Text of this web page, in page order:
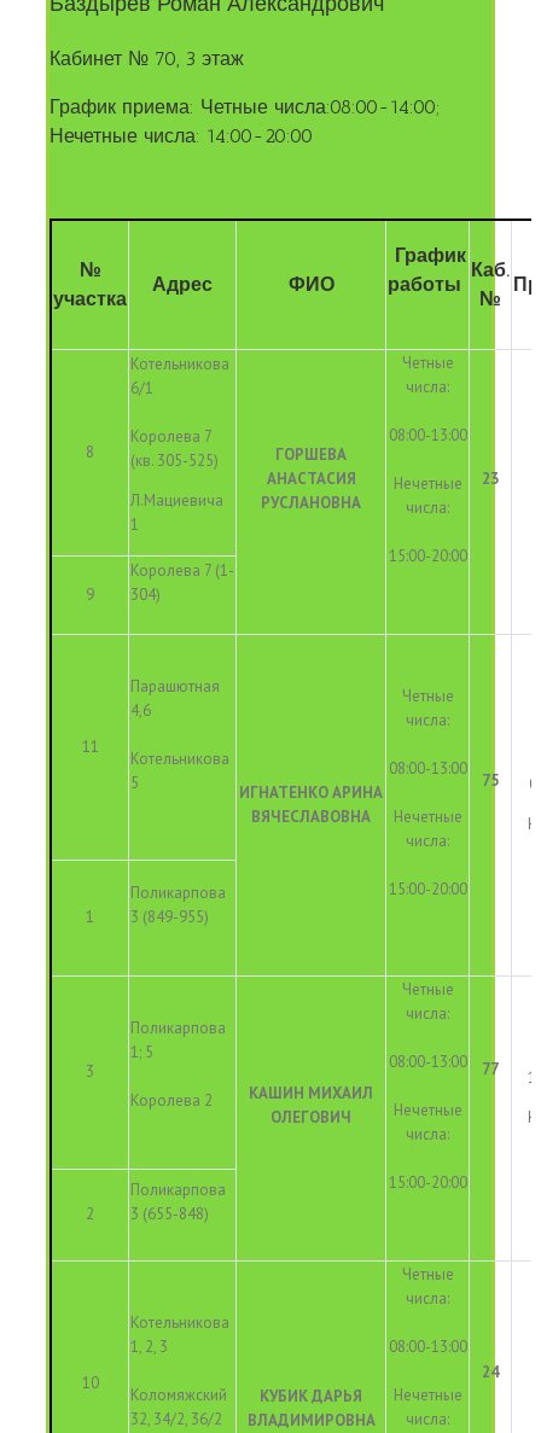
Кабинет № 70, 3 этаж
График приема: Четные числа:08:00-14:00;
Нечетные числа: 14:00-20:00
№
участка
Адрес ФИО
График
работы
Каб.
№
8
Котельникова
6/1
Королева 7
(кв. 305-525)
Л.Мациевича
1
ГОРШЕВА
АНАСТАСИЯ
РУСЛАНОВНА
Четные
числа:
08:00-13:00
Нечетные
числа:
15:00-20:00
23
9
Королева 7 (1-
304)
11
Парашютная
4,6
Котельникова
5
ИГНАТЕНКО АРИНА
ВЯЧЕСЛАВОВНА
Четные
числа:
08:00-13:00
Нечетные
числа:
15:00-20:00
75
1
Поликарпова
3 (849-955)
3
Поликарпова
1; 5
Королева 2
КАШИН МИХАИЛ
ОЛЕГОВИЧ
Четные
числа:
08:00-13:00
Нечетные
числа:
15:00-20:00
77
2
Поликарпова
3 (655-848)
10
Котельникова
1, 2, 3
Коломяжский
32, 34/2, 36/2
КУБИК ДАРЬЯ
ВЛАДИМИРОВНА
Четные
числа:
08:00-13:00
Нечетные
числа:
24